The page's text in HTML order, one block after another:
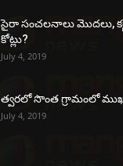
సైరా సంచలనాలు మొదలు,
కోట్లు?
July 4, 2019
త్వరలో సొంత గ్రామంలో
July 4, 2019